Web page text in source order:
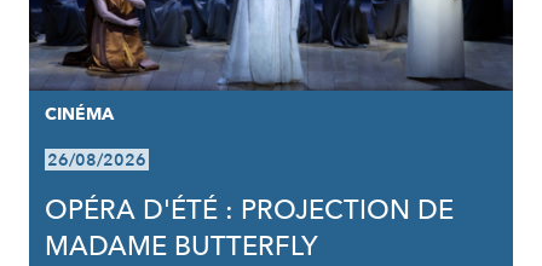
CINÉMA
26/08/2026
OPÉRA D'ÉTÉ : PROJECTION DE
MADAME BUTTERFLY